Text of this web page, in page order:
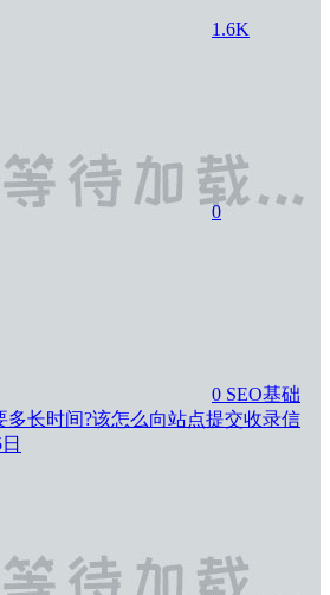
1.6K
0
0 SEO基础
多长时间?该怎么向站点提交收录信